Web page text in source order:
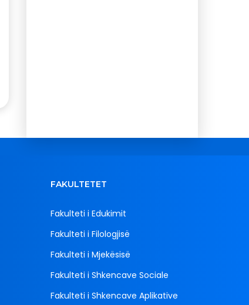
FAKULTETET
Fakulteti i Edukimit
Fakulteti i Filologjisë
Fakulteti i Mjekësisë
Fakulteti i Shkencave Sociale
Fakulteti i Shkencave Aplikative